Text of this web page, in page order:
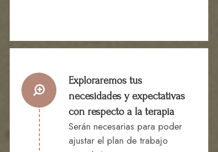
Exploraremos tus
necesidades y expectativas
con respecto a la terapia
Serán necesarias para poder
ajustar el plan de trabajo